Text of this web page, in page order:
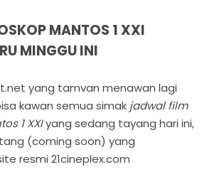
MANTOS 1 XXI
MINGGU INI
yang tamvan menawan lagi
kawan semua simak jadwal film
1 XXIyang sedang tayang hari ini,
(coming soon) yang
resmi 21cineplex.com